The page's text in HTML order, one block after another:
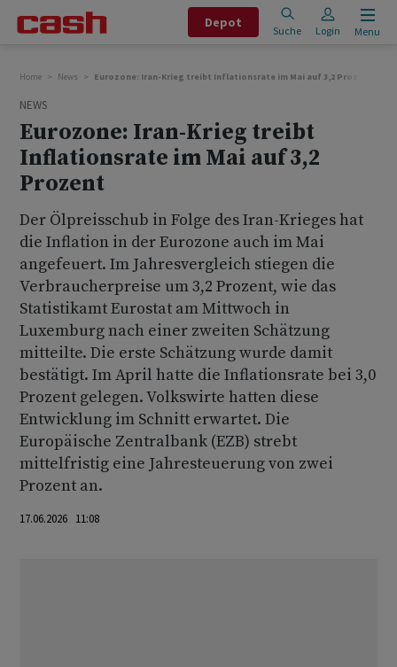
Depot
Suche Login Menu
Home News Eurozone: Iran-Krieg treibt Inflationsrate im Mai auf 3,2 Prozent
NEWS
Eurozone: Iran-Krieg treibt
Inflationsrate im Mai auf 3,2
Prozent
Der Ölpreisschub in Folge des Iran-Krieges hat
die Inflation in der Eurozone auch im Mai
angefeuert. Im Jahresvergleich stiegen die
Verbraucherpreise um 3,2 Prozent, wie das
Statistikamt Eurostat am Mittwoch in
Luxemburg nach einer zweiten Schätzung
mitteilte. Die erste Schätzung wurde damit
bestätigt. Im April hatte die Inflationsrate bei 3,0
Prozent gelegen. Volkswirte hatten diese
Entwicklung im Schnitt erwartet. Die
Europäische Zentralbank (EZB) strebt
mittelfristig eine Jahresteuerung von zwei
Prozent an.
17.06.2026 11:08